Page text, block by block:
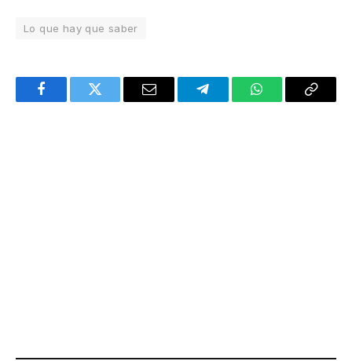
Lo que hay que saber
FacebookTwitter Email TelegramWhatsAppCopy